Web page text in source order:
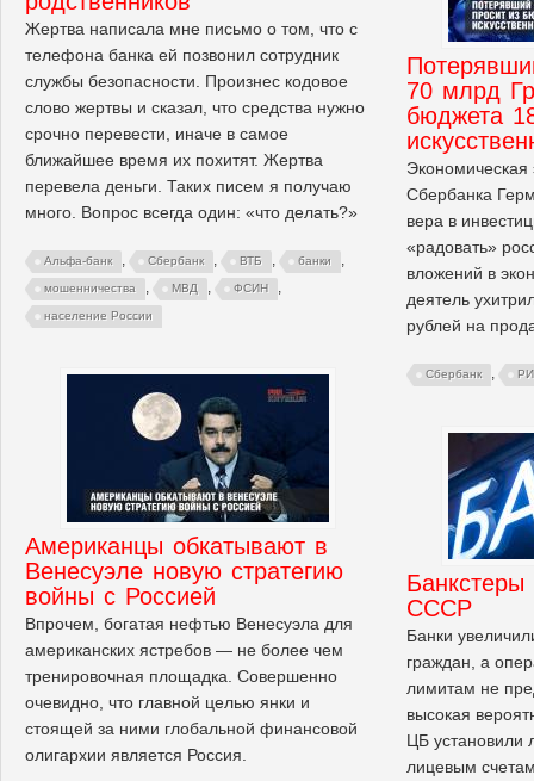
Жертва написала мне письмо о том, что с
телефона банка ей позвонил сотрудник
службы безопасности. Произнес кодовое
слово жертвы и сказал, что средства нужно
срочно перевести, иначе в самое
ближайшее время их похитят. Жертва
перевела деньги. Таких писем я получаю
много. Вопрос всегда один: «что делать?»
Альфа-банк , Сбербанк , ВТБ , банки ,
мошенничества , МВД , ФСИН ,
население России
70 млрд
бюджета
Экономическая
Сбербанка
вера в
«радовать»
вложений в
деятель
рублей на
Сбербанк ,
Американцы обкатывают в
Венесуэле новую стратегию
войны с Россией
Впрочем, богатая нефтью Венесуэла для
американских ястребов — не более чем
тренировочная площадка. Совершенно
очевидно, что главной целью янки и
стоящей за ними глобальной финансовой
олигархии является Россия.
Банкстеры
СССР
Банки
граждан, а
лимитам не
высокая
ЦБ установили
лицевым